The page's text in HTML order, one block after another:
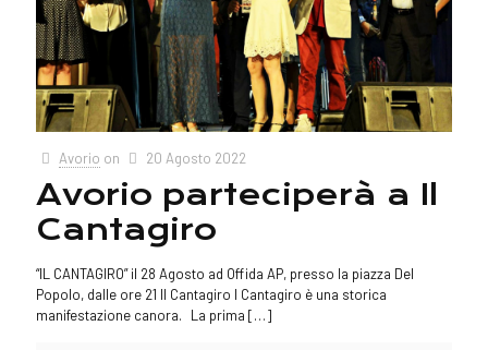
Avorio on 20 Agosto 2022
Avorio parteciperà a Il
Cantagiro
“IL CANTAGIRO” il 28 Agosto ad Offida AP, presso la piazza Del
Popolo, dalle ore 21 Il Cantagiro l Cantagiro è una storica
manifestazione canora. La prima […]